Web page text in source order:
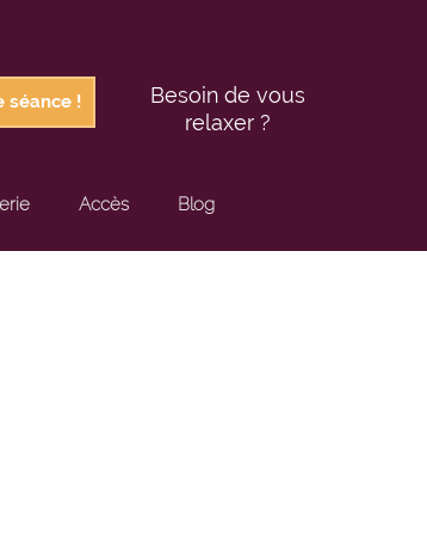
séance ! Besoin de vous
relaxer ?
Accès Blog